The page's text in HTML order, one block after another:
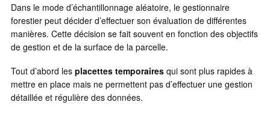
Dans le mode d’échantillonnage aléatoire, le gestionnaire
forestier peut décider d’effectuer son évaluation de différentes
manières. Cette décision se fait souvent en fonction des objectifs
de gestion et de la surface de la parcelle.
Tout d’abord les placettes temporaires qui sont plus rapides à
mettre en place mais ne permettent pas d’effectuer une gestion
détaillée et régulière des données.